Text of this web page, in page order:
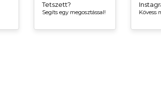
Tetszett?
Segíts egy megosztással! Kövess